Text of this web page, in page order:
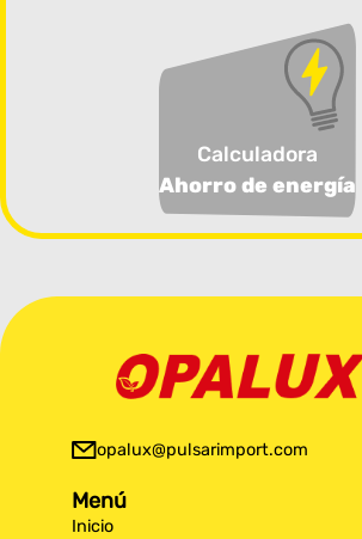
Calculadora
Ahorro de energía
opalux@pulsarimport.com
Menú
Inicio